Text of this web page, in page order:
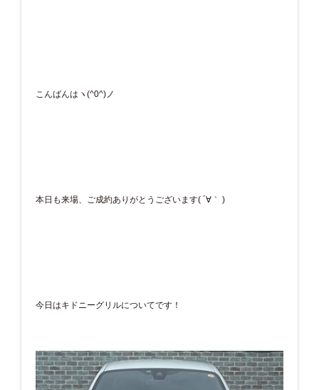
こんばんはヽ(^0^)ノ
本日も来場、ご成約ありがとうございます( ´∀｀ )
今日はキドニーグリルについてです！